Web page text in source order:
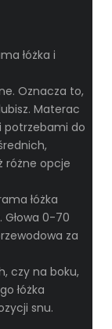
łóżka i
Oznacza to,
Materac
potrzebami do
różne opcje
łóżka
Głowa 0-70
za
czy na boku,
łóżka
snu.